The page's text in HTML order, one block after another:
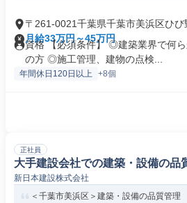
〒261-0021千葉県千葉市美浜区ひび
月給33万円～45万円
資格 【必須条件】 ◎建築業界で何
の方 ◎施工管理、建物の点検...
年間休日120日以上 +8個
正社員
大手建設会社での建築・設備の品
新日本建設株式会社
＜千葉市美浜区＞建築・設備の品質管